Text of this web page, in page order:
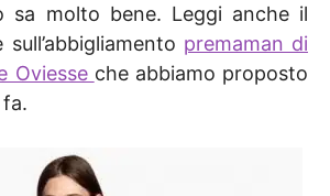
sa molto bene. Leggi anche il
premaman di
Oviesse che abbiamo proposto